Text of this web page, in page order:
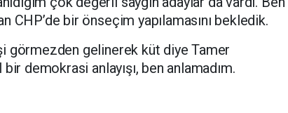
CHP’de bir önseçim yapılamasını bekledik.
görmezden gelinerek küt diye Tamer
demokrasi anlayışı, ben anlamadım.